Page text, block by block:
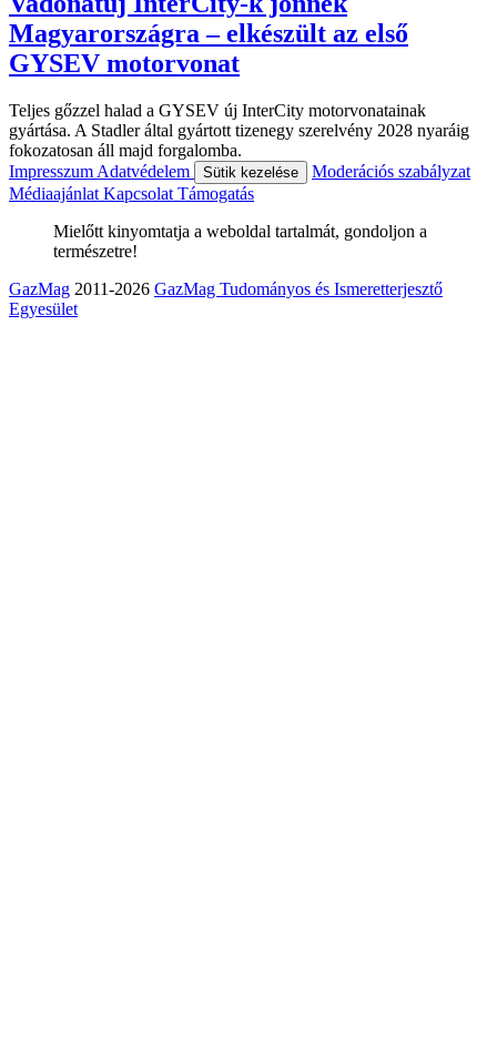
Magyarországra – elkészült az első
GYSEV motorvonat
Teljes gőzzel halad a GYSEV új InterCity motorvonatainak
gyártása. A Stadler által gyártott tizenegy szerelvény 2028 nyaráig
fokozatosan áll majd forgalomba.
Impresszum Adatvédelem Sütik kezelése
Moderációs szabályzat
Médiaajánlat Kapcsolat Támogatás
Mielőtt kinyomtatja a weboldal tartalmát, gondoljon a
természetre!
GazMag 2011-2026 GazMag Tudományos és Ismeretterjesztő
Egyesület